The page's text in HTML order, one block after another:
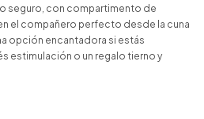
seguro, con compartimento de
el compañero perfecto desde la cuna
opción encantadora si estás
estimulación o un regalo tierno y